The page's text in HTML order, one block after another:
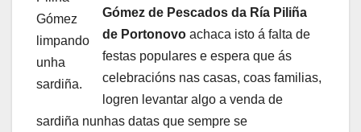
Gómez
limpando
unha
sardiña.
Gómez de Pescados da Ría Piliña
de Portonovo achaca isto á falta de
festas populares e espera que ás
celebracións nas casas, coas familias,
logren levantar algo a venda de
sardiña nunhas datas que sempre se